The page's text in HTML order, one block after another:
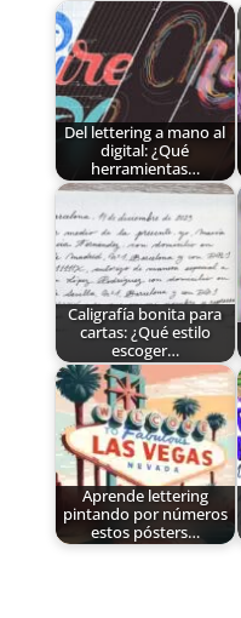
Del lettering a mano al
digital: ¿Qué
herramientas…
Caligrafía bonita para
cartas: ¿Qué estilo
escoger…
Aprende lettering
pintando por números
estos pósters…